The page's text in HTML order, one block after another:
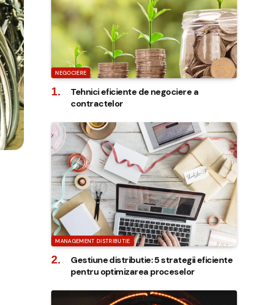
NEGOCIERE
Tehnici eficiente de negociere a
contractelor
MANAGEMENT DISTRIBUTIE
Gestiune distributie: 5 strategii eficiente
pentru optimizarea proceselor